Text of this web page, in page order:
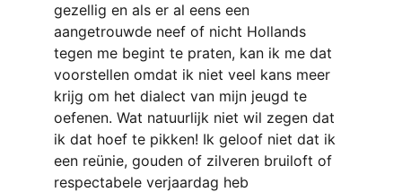
gezellig en als er al eens een
aangetrouwde neef of nicht Hollands
tegen me begint te praten, kan ik me dat
voorstellen omdat ik niet veel kans meer
krijg om het dialect van mijn jeugd te
oefenen. Wat natuurlijk niet wil zegen dat
ik dat hoef te pikken! Ik geloof niet dat ik
een reünie, gouden of zilveren bruiloft of
respectabele verjaardag heb